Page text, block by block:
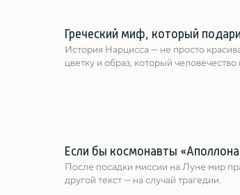
Греческий миф, который
История Нарциссa — не просто
цветку и образ, который
Если бы космонавты
После посадки миссии на Луне мир
другой текст — на случай трагедии.